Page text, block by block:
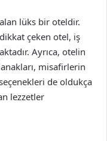
lüks bir oteldir.
çeken otel, iş
Ayrıca, otelin
misafirlerin
de oldukça
lezzetler